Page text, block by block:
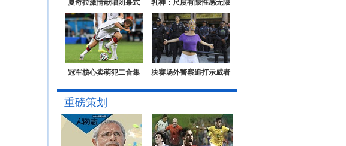
夏奇拉激情献唱闭幕式 乳神：尺度有限性感无限
冠军核心卖萌犯二合集 决赛场外警察追打示威者
重磅策划